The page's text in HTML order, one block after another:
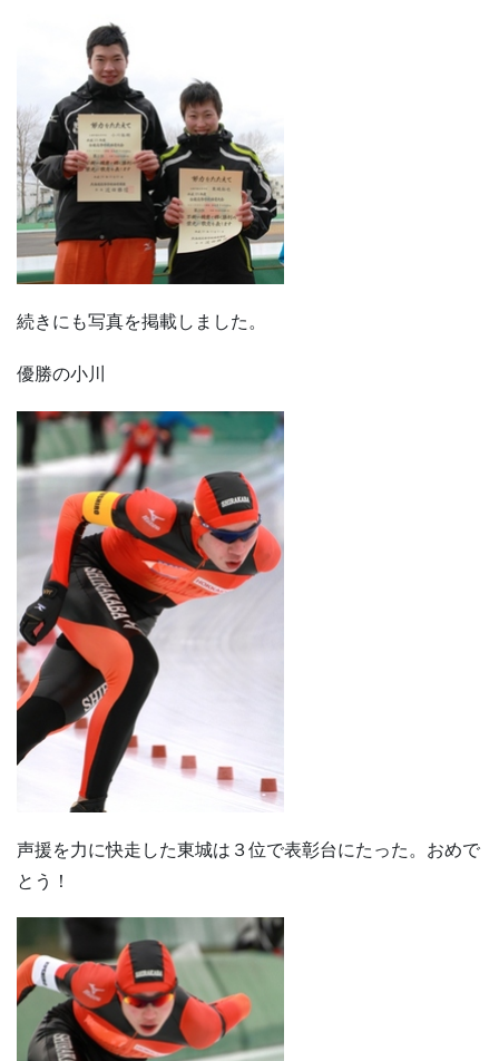
続きにも写真を掲載しました。
優勝の小川
声援を力に快走した東城は３位で表彰台にたった。おめで
とう！